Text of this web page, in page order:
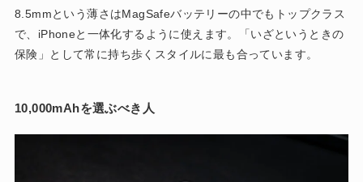
8.5mmという薄さはMagSafeバッテリーの中でもトップクラス
で、iPhoneと一体化するように使えます。「いざというときの
保険」として常に持ち歩くスタイルに最も合っています。
10,000mAhを選ぶべき人